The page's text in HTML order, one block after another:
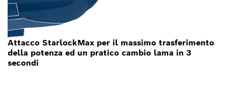
Attacco StarlockMax per il massimo trasferimento
della potenza ed un pratico cambio lama in 3
secondi